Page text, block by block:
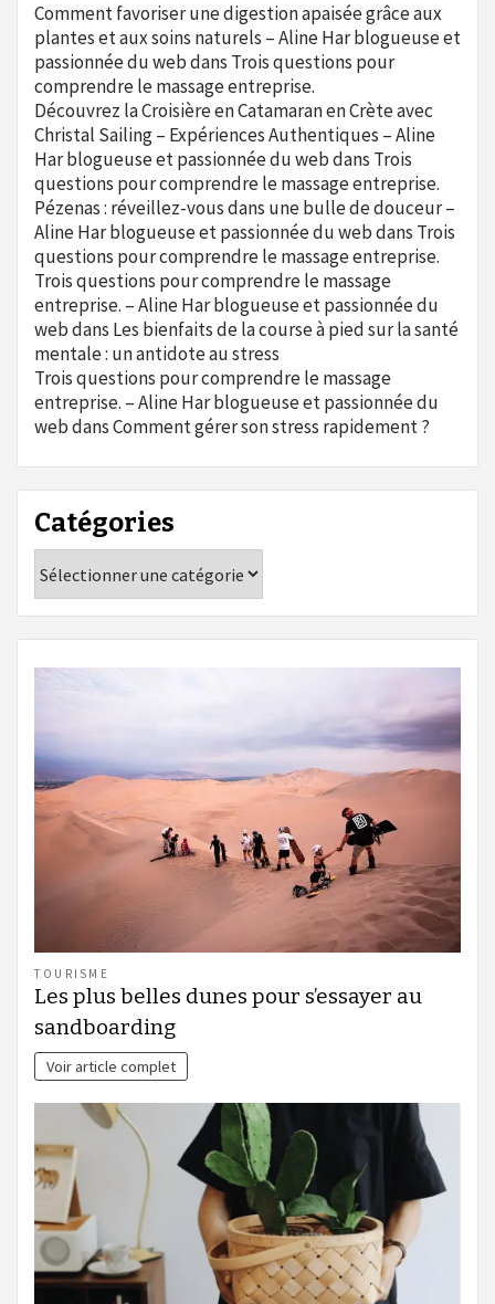
Comment favoriser une digestion apaisée grâce aux
plantes et aux soins naturels – Aline Har blogueuse et
passionnée du webdans Trois questions pour
comprendre le massage entreprise.
Découvrez la Croisière en Catamaran en Crète avec
Christal Sailing – Expériences Authentiques – Aline
Har blogueuse et passionnée du webdans Trois
questions pour comprendre le massage entreprise.
Pézenas : réveillez-vous dans une bulle de douceur –
Aline Har blogueuse et passionnée du webdans Trois
questions pour comprendre le massage entreprise.
Trois questions pour comprendre le massage
entreprise. – Aline Har blogueuse et passionnée du
webdans Les bienfaits de la course à pied sur la santé
mentale : un antidote au stress
Trois questions pour comprendre le massage
entreprise. – Aline Har blogueuse et passionnée du
webdansComment gérer son stress rapidement ?
Catégories
TOURISME
Les plus belles dunes pour s’essayer au
sandboarding
Voir article complet